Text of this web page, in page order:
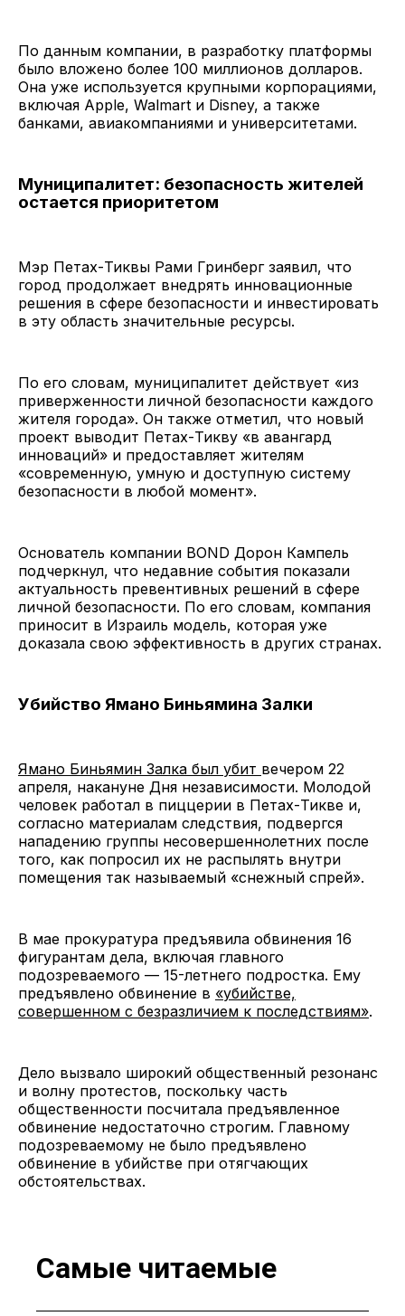
По данным компании, в разработку платформы
было вложено более 100 миллионов долларов.
Она уже используется крупными корпорациями,
включая Apple, Walmart и Disney, а также
банками, авиакомпаниями и университетами.
Муниципалитет: безопасность жителей
остается приоритетом
Мэр Петах-Тиквы Рами Гринберг заявил, что
город продолжает внедрять инновационные
решения в сфере безопасности и инвестировать
в эту область значительные ресурсы.
По его словам, муниципалитет действует «из
приверженности личной безопасности каждого
жителя города». Он также отметил, что новый
проект выводит Петах-Тикву «в авангард
инноваций» и предоставляет жителям
«современную, умную и доступную систему
безопасности в любой момент».
Основатель компании BOND Дорон Кампель
подчеркнул, что недавние события показали
актуальность превентивных решений в сфере
личной безопасности. По его словам, компания
приносит в Израиль модель, которая уже
доказала свою эффективность в других странах.
Убийство Ямано Биньямина Залки
Ямано Биньямин Залка был убит вечером 22
апреля, накануне Дня независимости. Молодой
человек работал в пиццерии в Петах-Тикве и,
согласно материалам следствия, подвергся
нападению группы несовершеннолетних после
того, как попросил их не распылять внутри
помещения так называемый «снежный спрей».
В мае прокуратура предъявила обвинения 16
фигурантам дела, включая главного
подозреваемого — 15-летнего подростка. Ему
предъявлено обвинение в «убийстве,
совершенном с безразличием к последствиям».
Дело вызвало широкий общественный резонанс
и волну протестов, поскольку часть
общественности посчитала предъявленное
обвинение недостаточно строгим. Главному
подозреваемому не было предъявлено
обвинение в убийстве при отягчающих
обстоятельствах.
Самые читаемые